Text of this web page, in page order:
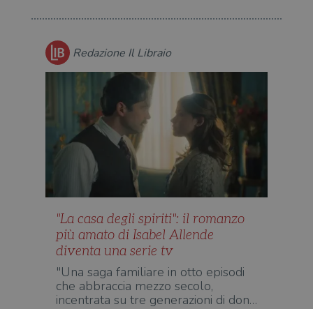
Redazione Il Libraio
"La casa degli spiriti": il romanzo
più amato di Isabel Allende
diventa una serie tv
"Una saga familiare in otto episodi
che abbraccia mezzo secolo,
incentrata su tre generazioni di don…